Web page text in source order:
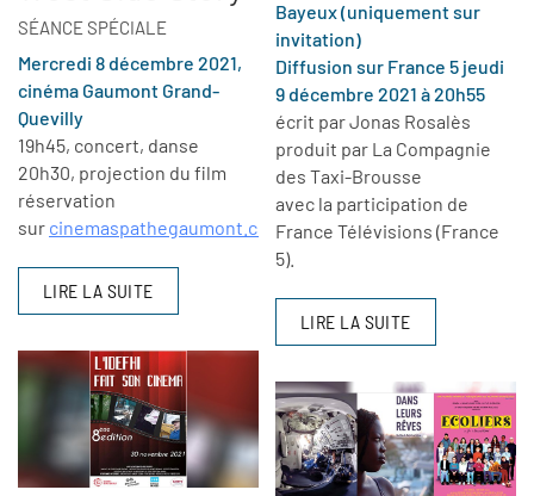
SÉANCE SPÉCIALE
Mercredi 8 décembre 2021,
cinéma Gaumont Grand-
Quevilly
19h45, concert, danse
20h30, projection du film
réservation
sur cinemaspathegaumont.com
LIRE LA SUITE
Bayeux (uniquement sur
invitation)
Diffusion sur France 5 jeudi
9 décembre 2021 à 20h55
écrit par Jonas Rosalès
produit par La Compagnie
des Taxi-Brousse
avec la participation de
France Télévisions (France
5).
LIRE LA SUITE